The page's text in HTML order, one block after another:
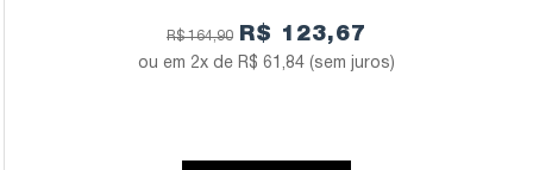
R$ 164,90 R$ 123,67
2x de R$ 61,84 (sem juros)